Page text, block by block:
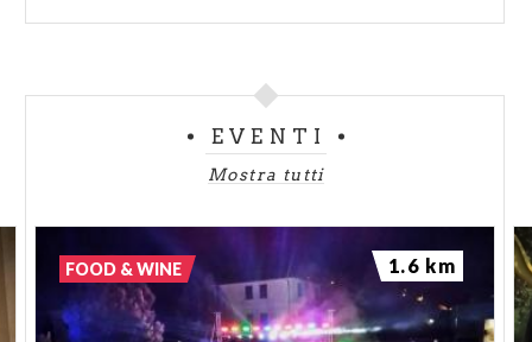
EVENTI
Mostra tutti
FOOD & WINE 1.6 km